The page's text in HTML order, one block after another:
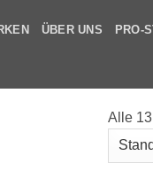
ÜBER UNS PRO-
Alle